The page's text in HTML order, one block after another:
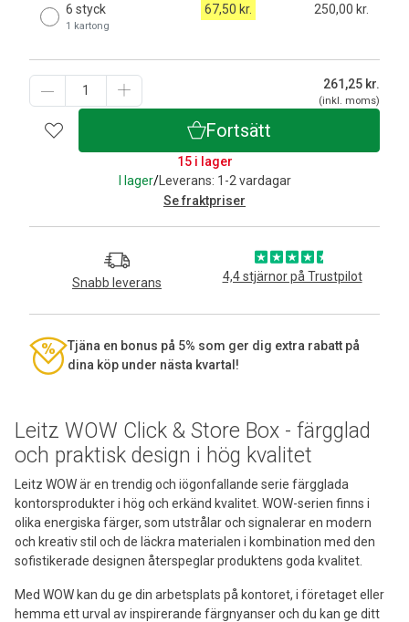
Leitz WOW Click & Store Box - färgglad
och praktisk design i hög kvalitet
Leitz WOW är en trendig och iögonfallande serie färgglada
kontorsprodukter i hög och erkänd kvalitet. WOW-serien finns i
olika energiska färger, som utstrålar och signalerar en modern
och kreativ stil och de läckra materialen i kombination med den
sofistikerade designen återspeglar produktens goda kvalitet.
Med WOW kan du ge din arbetsplats på kontoret, i företaget eller
hemma ett urval av inspirerande färgnyanser och du kan ge ditt
6 styck
1 kartong
67,50 kr. 250,00 kr.
261,25 kr.
(inkl. moms)
Fortsätt
15 i lager
I lager/Leverans: 1-2 vardagar
Se fraktpriser
Snabb leverans 4,4 stjärnor på Trustpilot
Tjäna en bonus på 5% som ger dig extra rabatt på
dina köp under nästa kvartal!